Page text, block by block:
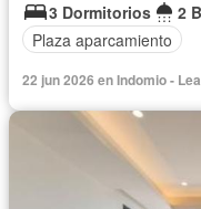
3 Dormitorios
2
Plaza aparcamiento
22 jun 2026 en Indomio -